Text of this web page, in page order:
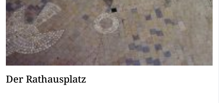
Der Rathausplatz